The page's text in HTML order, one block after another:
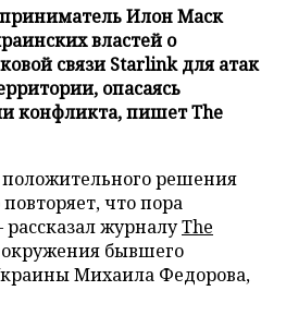
Илон Маск
властей о
связи Starlink для атак
опасаясь
конфликта, пишет The
решения
что пора
рассказал журналуThe
бывшего
Михаила Федорова,